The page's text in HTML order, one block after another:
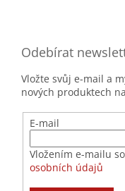
Odebírat
Vložte svůj e-mail a
nových produktech
E-mail
Vložením e-mailu
osobních údajů